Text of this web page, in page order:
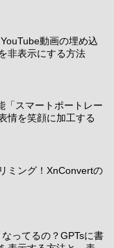
動画の埋め込
非表示にする方法
「スマートポートレー
情を笑顔に加工する
ミング！XnConvertの
ってるの？GPTsに書